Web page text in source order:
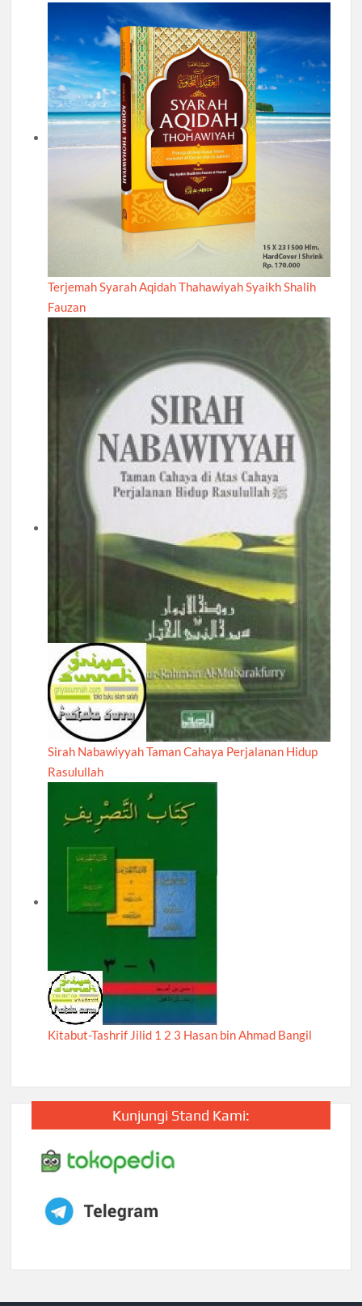
Terjemah Syarah Aqidah Thahawiyah Syaikh Shalih
Fauzan
Sirah Nabawiyyah Taman Cahaya Perjalanan Hidup
Rasulullah
Kitabut-Tashrif Jilid 1 2 3 Hasan bin Ahmad Bangil
Kunjungi Stand Kami: